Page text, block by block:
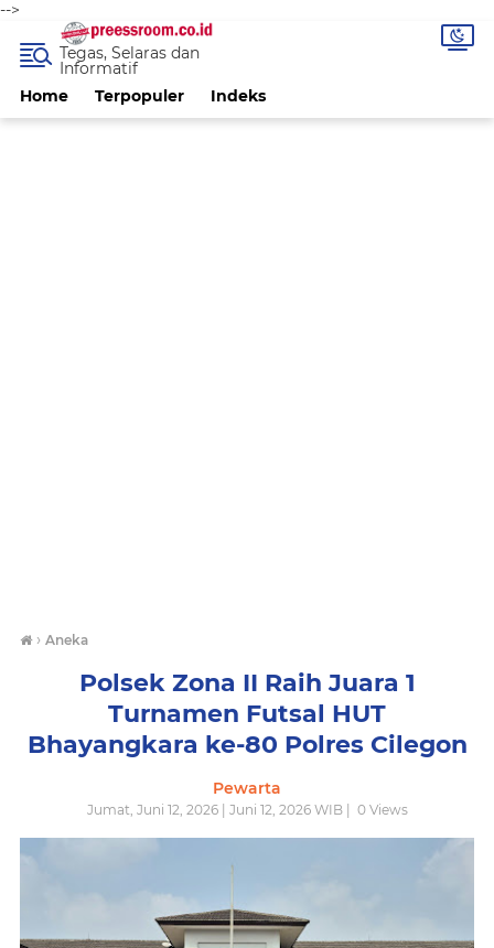
-->
Home Terpopuler Indeks
Tegas, Selaras dan
Informatif
› Aneka
Polsek Zona II Raih Juara 1
Turnamen Futsal HUT
Bhayangkara ke-80 Polres Cilegon
Pewarta
Jumat, Juni 12, 2026 | Juni 12, 2026 WIB | 0Views